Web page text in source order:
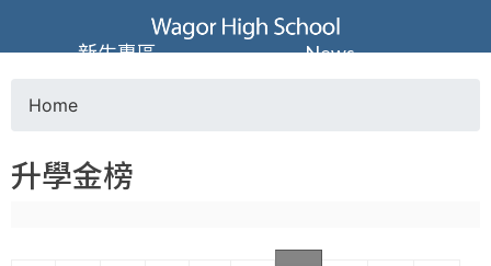
Jump to navigation
葳
格
高
o
Home
升學金榜
新生專區 News